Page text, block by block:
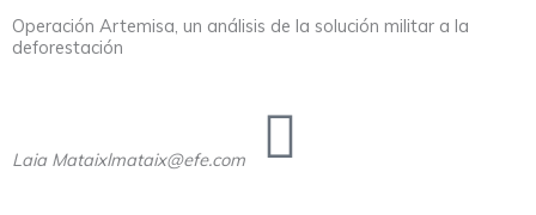
Operación Artemisa, un análisis de la solución militar a la
deforestación
Laia Mataixlmataix@efe.com